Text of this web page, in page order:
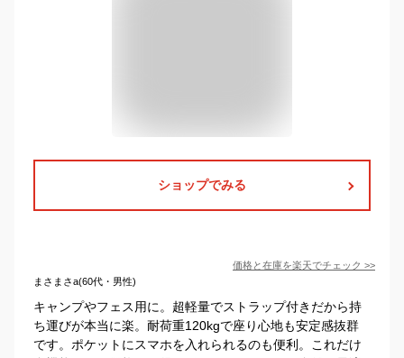
ショップでみる
価格と在庫を楽天でチェック >>
まさまさa(60代・男性)
キャンプやフェス用に。超軽量でストラップ付きだから持
ち運びが本当に楽。耐荷重120kgで座り心地も安定感抜群
です。ポケットにスマホを入れられるのも便利。これだけ